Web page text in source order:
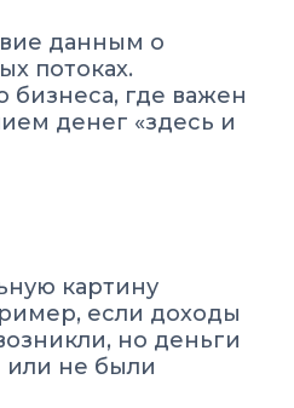
данным о
потоках.
бизнеса, где важен
денег «здесь и
картину
если доходы
но деньги
или не были